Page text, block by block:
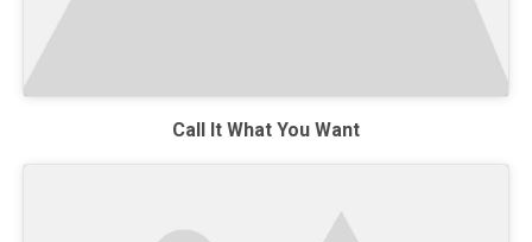
Call It What You Want